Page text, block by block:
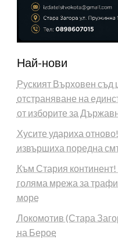
Най-нови
Руският Върховен съд
отстраняване на
от изборите за
Хусите удариха
извършиха поредна
Към Стария
голяма мрежа за
море
Локомотив (Стара
на Берое